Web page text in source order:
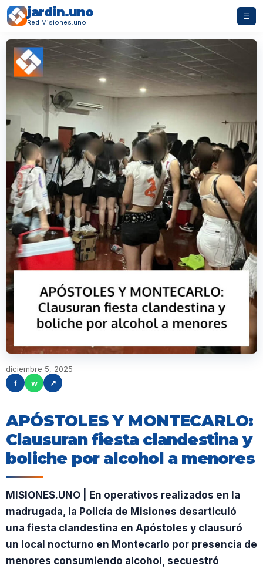
jardin.uno
Red Misiones.uno
☰
diciembre 5, 2025
f
w ↗
APÓSTOLES Y MONTECARLO:
Clausuran fiesta clandestina y
boliche por alcohol a menores
MISIONES.UNO | En operativos realizados en la
madrugada, la Policía de Misiones desarticuló
una fiesta clandestina en Apóstoles y clausuró
un local nocturno en Montecarlo por presencia de
menores consumiendo alcohol, secuestró